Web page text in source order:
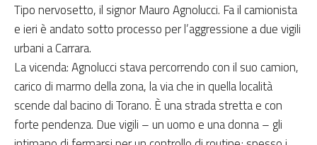
Tipo nervosetto, il signor Mauro Agnolucci. Fa il camionista
e ieri è andato sotto processo per l’aggressione a due vigili
urbani a Carrara.
La vicenda: Agnolucci stava percorrendo con il suo camion,
carico di marmo della zona, la via che in quella località
scende dal bacino di Torano. È una strada stretta e con
forte pendenza. Due vigili – un uomo e una donna – gli